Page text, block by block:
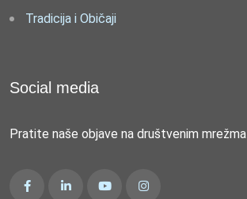
Tradicija i Običaji
Social media
Pratite naše objave na društvenim mrežma